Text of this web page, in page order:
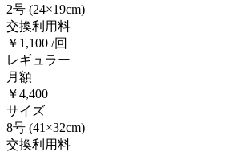
2号 (24×19cm)
交換利用料
￥1,100 /回
レギュラー
月額
￥4,400
サイズ
8号 (41×32cm)
交換利用料